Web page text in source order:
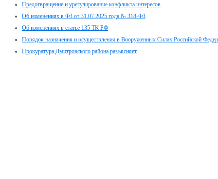
Предотвращение и урегулирование конфликта интересов
Об изменениях в ФЗ от 31.07.2025 года № 318-ФЗ
Об изменениях в статье 135 ТК РФ
Порядок назначения и осуществления в Вооруженных Силах Российской
Прокуратура Дмитровского района разъясняет